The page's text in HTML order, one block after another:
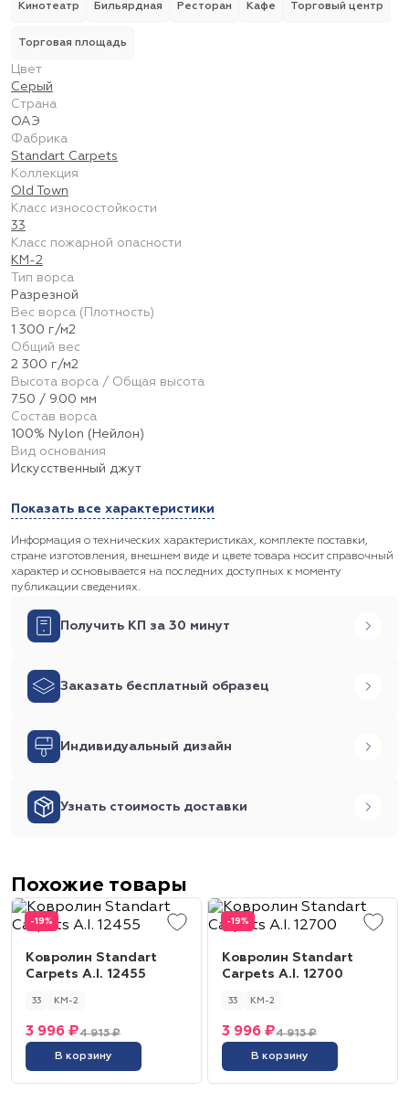
Кинотеатр Бильярдная Ресторан Кафе Торговый центр
Торговая площадь
Цвет
Серый
Страна
ОАЭ
Фабрика
Standart Carpets
Коллекция
Old Town
Класс износостойкости
33
Класс пожарной опасности
КМ-2
Тип ворса
Разрезной
Вес ворса (Плотность)
1 300 г/м2
Общий вес
2 300 г/м2
Высота ворса / Общая высота
7.50 / 9.00 мм
Состав ворса
100% Nylon (Нейлон)
Вид основания
Искусственный джут
Показать все характеристики
Информация о технических характеристиках, комплекте поставки,
стране изготовления, внешнем виде и цвете товара носит справочный
характер и основывается на последних доступных к моменту
публикации сведениях.
Получить КП за 30 минут
Заказать бесплатный образец
Индивидуальный дизайн
Узнать стоимость доставки
Похожие товары
-19%
Ковролин Standart
Carpets A.I. 12455
33 КМ-2
4 915 ₽
3 996 ₽
В корзину
-19%
Ковролин Standart
Carpets A.I. 12700
33 КМ-2
4 915 ₽
3 996 ₽
В корзину